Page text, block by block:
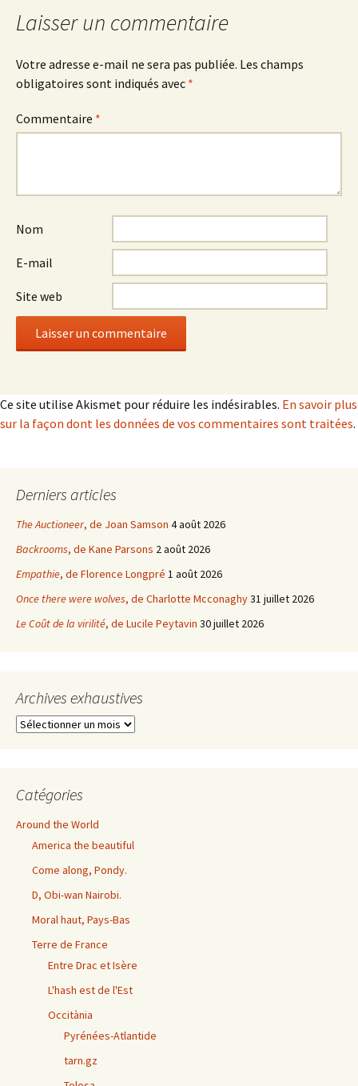
articles
Laisser un commentaire
Votre adresse e-mail ne sera pas publiée. Les champs
obligatoires sont indiqués avec *
Commentaire *
Nom
E-mail
Site web
Ce site utilise Akismet pour réduire les indésirables. En savoir plus
sur la façon dont les données de vos commentaires sont traitées.
Derniers articles
The Auctioneer, de Joan Samson 4 août 2026
Backrooms, de Kane Parsons 2 août 2026
Empathie, de Florence Longpré 1 août 2026
Once there were wolves, de Charlotte Mcconaghy31 juillet 2026
Le Coût de la virilité, de Lucile Peytavin 30 juillet 2026
Archives exhaustives
Archives
Catégories
Around the World
America the beautiful
Come along, Pondy.
D, Obi-wan Nairobi.
Moral haut, Pays-Bas
Terre de France
Entre Drac et Isère
L'hash est de l'Est
Occitània
Pyrénées-Atlantide
tarn.gz